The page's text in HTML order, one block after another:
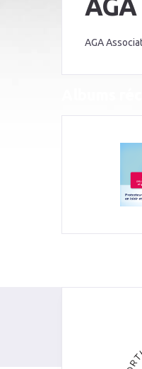
AGA
AGA